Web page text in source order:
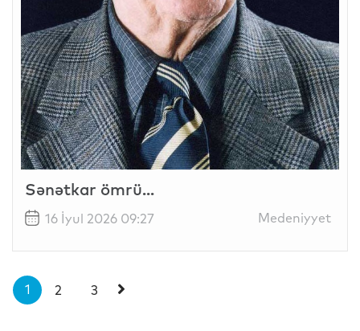
Sənətkar ömrü...
16 İyul 2026 09:27 Medeniyyet
1 2 3